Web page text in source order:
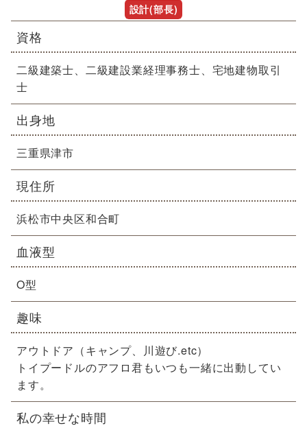
設計(部長)
資格
二級建築士、二級建設業経理事務士、宅地建物取引
士
出身地
三重県津市
現住所
浜松市中央区和合町
血液型
O型
趣味
アウトドア（キャンプ、川遊び.etc）
トイプードルのアフロ君もいつも一緒に出動してい
ます。
私の幸せな時間